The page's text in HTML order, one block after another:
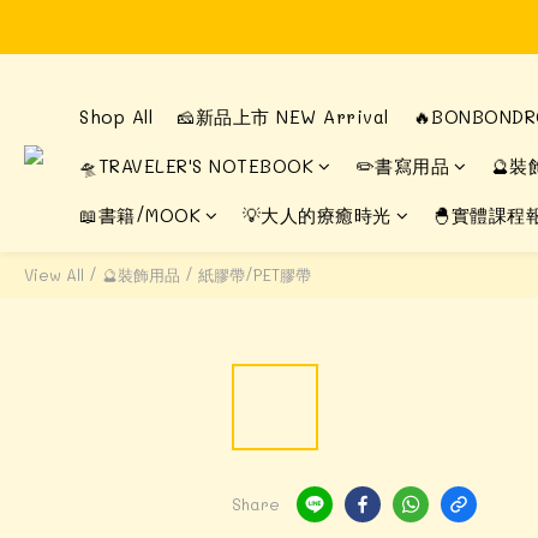
Shop All 🧀新品上市 NEW Arrival
🛸TRAVELER'S NOTEBOOK ✏️書寫用品 🔮裝
📖書籍/MOOK 💡大人的療癒時光 🐣實體課程
View All / 🔮裝飾用品 / 紙膠帶/PET膠帶
Share